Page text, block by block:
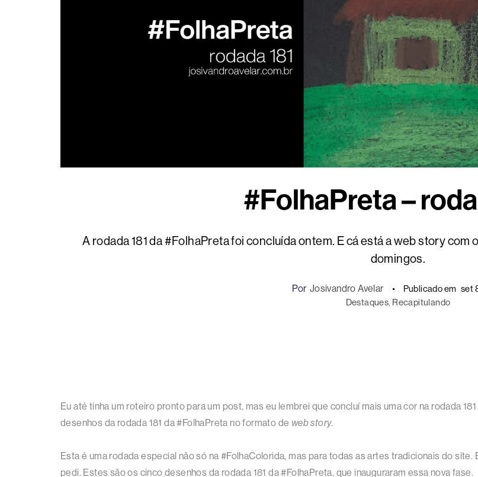
#FolhaPreta –
A rodada 181 da #FolhaPreta foi concluída ontem. E cá está a web story
domingos.
Por Josivandro Avelar Publicado em set
Destaques, Recapitulando
Eu até tinha um roteiro pronto para um post, mas eu lembrei que concluí mais uma cor na rodada
desenhos da rodada 181 da #FolhaPreta no formato de web story.
Esta é uma rodada especial não só na #FolhaColorida, mas para todas as artes tradicionais do
pedi. Estes são os cinco desenhos da rodada 181 da #FolhaPreta, que inauguraram essa nova fase.